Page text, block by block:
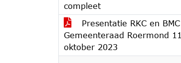
compleet
Presentatie RKC en BMC
Gemeenteraad Roermond 11
oktober 2023